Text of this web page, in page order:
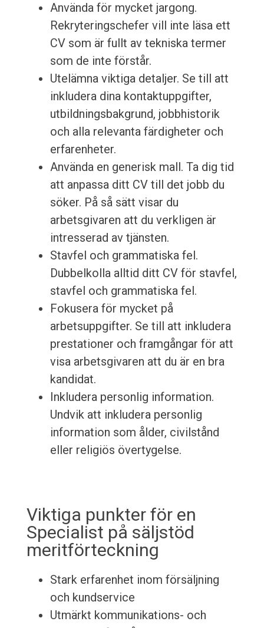
Använda för mycket jargong.
Rekryteringschefer vill inte läsa ett
CV som är fullt av tekniska termer
som de inte förstår.
Utelämna viktiga detaljer. Se till att
inkludera dina kontaktuppgifter,
utbildningsbakgrund, jobbhistorik
och alla relevanta färdigheter och
erfarenheter.
Använda en generisk mall. Ta dig tid
att anpassa ditt CV till det jobb du
söker. På så sätt visar du
arbetsgivaren att du verkligen är
intresserad av tjänsten.
Stavfel och grammatiska fel.
Dubbelkolla alltid ditt CV för stavfel,
stavfel och grammatiska fel.
Fokusera för mycket på
arbetsuppgifter. Se till att inkludera
prestationer och framgångar för att
visa arbetsgivaren att du är en bra
kandidat.
Inkludera personlig information.
Undvik att inkludera personlig
information som ålder, civilstånd
eller religiös övertygelse.
Viktiga punkter för en
Specialist på säljstöd
meritförteckning
Stark erfarenhet inom försäljning
och kundservice
Utmärkt kommunikations- och